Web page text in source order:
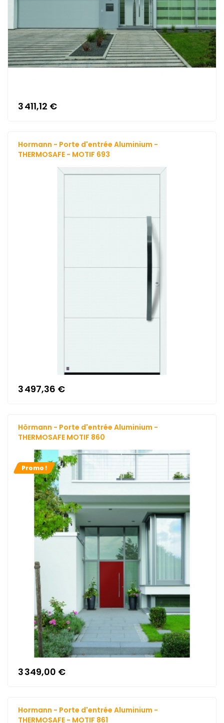
3 411,12 €
Hormann - Porte d'entrée Aluminium -
THERMOSAFE - MOTIF 693
3 497,36 €
Hörmann - Porte d'entrée Aluminium -
THERMOSAFE MOTIF 860
Promo !
3 349,00 €
Hormann - Porte d'entrée Aluminium -
THERMOSAFE - MOTIF 861